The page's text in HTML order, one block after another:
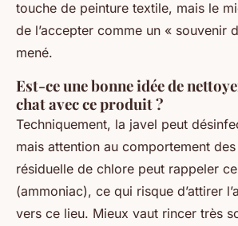
touche de peinture textile, mais le
de l’accepter comme un « souvenir
mené.
Est-ce une bonne idée de
chat avec ce produit ?
Techniquement, la javel peut
mais attention au comportement des
résiduelle de chlore peut rappeler
(ammoniac), ce qui risque d’attirer
vers ce lieu. Mieux vaut rincer très